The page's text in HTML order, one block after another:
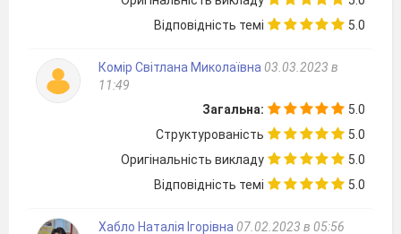
Відповідність темі
5.0
Комір Світлана Миколаївна 03.03.2023 в
11:49
Загальна:
5.0
Структурованість
5.0
Оригінальність викладу
5.0
Відповідність темі
5.0
Хабло Наталія Ігорівна 07.02.2023 в 05:56